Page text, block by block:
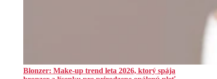
Blonzer: Make-up trend leta 2026, ktorý spája